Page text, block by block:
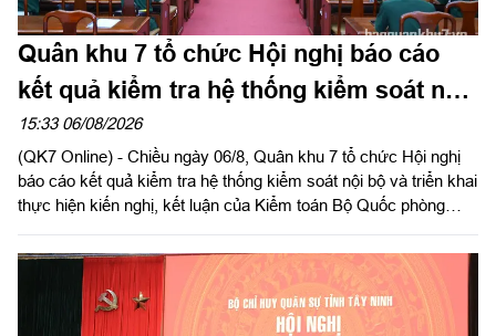
Quân khu 7 tổ chức Hội nghị báo cáo
kết quả kiểm tra hệ thống kiểm soát nội
bộ
15:33 06/08/2026
(QK7 Online) - Chiều ngày 06/8, Quân khu 7 tổ chức Hội nghị
báo cáo kết quả kiểm tra hệ thống kiểm soát nội bộ và triển khai
thực hiện kiến nghị, kết luận của Kiểm toán Bộ Quốc phòng
viên Ban Chấp hành Trung ương Đảng, Ủy viên Quân ủy Trung
ương, Phó Bí thư Đảng ủy, Tư lệnh Quân khu chủ trì hội nghị.